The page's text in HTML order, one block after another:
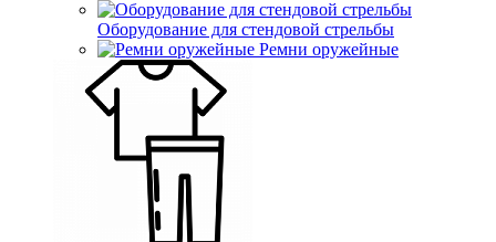
Оборудование для стендовой стрельбы
Ремни оружейные